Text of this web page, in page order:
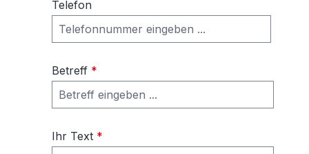
Telefon
Betreff *
Ihr Text *